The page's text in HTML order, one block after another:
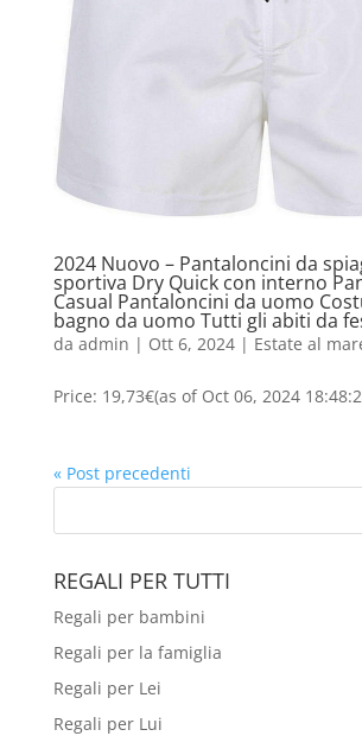
2024 Nuovo – Pantaloncini da
sportiva Dry Quick con interno
Casual Pantaloncini da uomo
bagno da uomo Tutti gli abiti da
da admin | Ott 6, 2024| Estate al
Price: 19,73€(as of Oct 06, 2024
« Post precedenti
REGALI PER TUTTI
Regali per bambini
Regali per la famiglia
Regali per Lei
Regali per Lui